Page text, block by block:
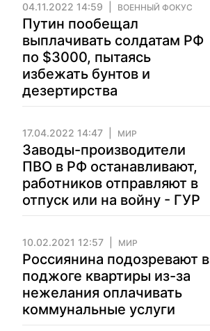
04.11.2022 14:59 ВОЕННЫЙ ФОКУС
Путин пообещал
выплачивать солдатам РФ
по $3000, пытаясь
избежать бунтов и
дезертирства
17.04.2022 14:47 МИР
Заводы-производители
ПВО в РФ останавливают,
работников отправляют в
отпуск или на войну - ГУР
10.02.2021 12:57 МИР
Россиянина подозревают в
поджоге квартиры из-за
нежелания оплачивать
коммунальные услуги